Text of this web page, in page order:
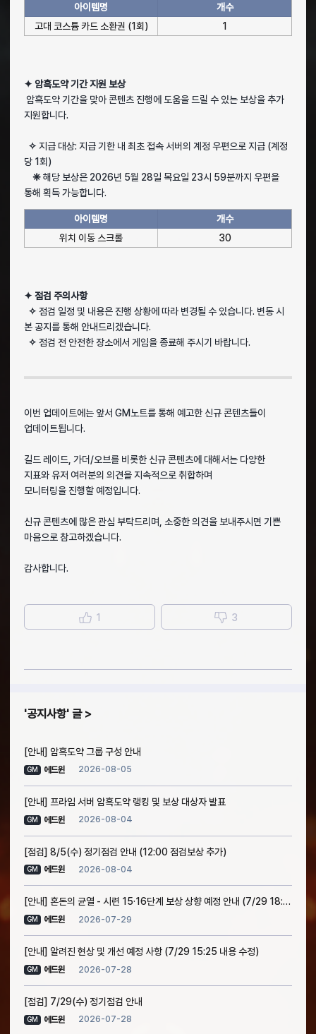
아이템명
개수
고대 코스튬 카드 소환권 (1회)
1
✦ 암흑도약 기간 지원 보상
암흑도약 기간을 맞아 콘텐츠 진행에 도움을 드릴 수 있는 보상을 추가
지원합니다.
✧ 지급 대상: 지급 기한 내 최초 접속 서버의 계정 우편으로 지급 (계정
당 1회)
❈해당 보상은 2026년 5월 28일 목요일 23시 59분까지 우편을
통해 획득 가능합니다.
아이템명
개수
위치 이동 스크롤
30
✦ 점검 주의사항
✧ 점검 일정 및 내용은 진행 상황에 따라 변경될 수 있습니다. 변동 시
본 공지를 통해 안내드리겠습니다.
✧ 점검 전 안전한 장소에서 게임을 종료해 주시기 바랍니다.
이번 업데이트에는 앞서 GM노트를 통해 예고한 신규 콘텐츠들이
업데이트됩니다.
길드 레이드, 가더/오브를 비롯한 신규 콘텐츠에 대해서는 다양한
지표와 유저 여러분의 의견을 지속적으로 취합하며
모니터링을 진행할 예정입니다.
신규 콘텐츠에 많은 관심 부탁드리며, 소중한 의견을 보내주시면 기쁜
마음으로 참고하겠습니다.
감사합니다.
1 3
공지사항 글
[안내] 암흑도약 그룹 구성 안내
GM 에드윈 2026-08-05
[안내] 프라임 서버 암흑도약 랭킹 및 보상 대상자 발표
GM 에드윈 2026-08-04
[점검] 8/5(수) 정기점검 안내 (12:00 점검보상 추가)
GM 에드윈 2026-08-04
[안내] 혼돈의 균열 - 시련 15·16단계 보상 상향 예정 안내 (7/29 18:30 소급 적용 안내 추가)
GM 에드윈 2026-07-29
[안내] 알려진 현상 및 개선 예정 사항 (7/29 15:25 내용 수정)
GM 에드윈 2026-07-28
[점검] 7/29(수) 정기점검 안내
GM 에드윈 2026-07-28